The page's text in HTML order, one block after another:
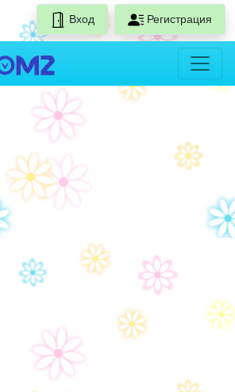
Вход Регистрация